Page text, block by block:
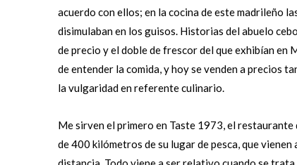
acuerdo con ellos; en la cocina de este madrileño
disimulaban en los guisos. Historias del abuelo
de precio y el doble de frescor del que exhibían en
de entender la comida, y hoy se venden a precios
la vulgaridad en referente culinario.
Me sirven el primero en Taste 1973, el
de 400 kilómetros de su lugar de pesca, que